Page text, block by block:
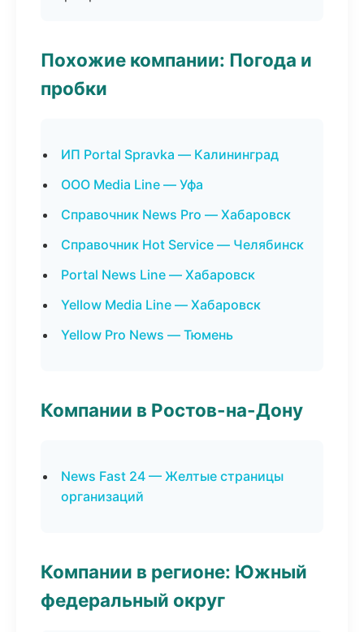
Похожие компании: Погода и
пробки
ИП Portal Spravka — Калининград
ООО Media Line — Уфа
Справочник News Pro — Хабаровск
Справочник Hot Service — Челябинск
Portal News Line — Хабаровск
Yellow Media Line — Хабаровск
Yellow Pro News — Тюмень
Компании в Ростов-на-Дону
News Fast 24 — Желтые страницы
организаций
Компании в регионе: Южный
федеральный округ